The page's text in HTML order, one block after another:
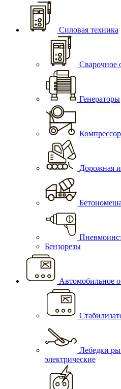
Силовая техника
Сварочное
Генераторы
Дорожная и
Бензорезы
Автомобильное
Лебедки
электрические